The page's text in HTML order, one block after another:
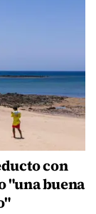
con
"una buena